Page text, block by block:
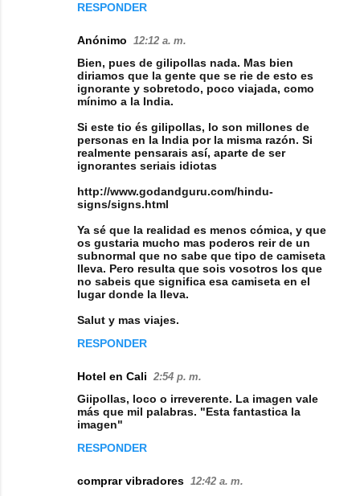
RESPONDER
Anónimo 12:12 a. m.
Bien, pues de gilipollas nada. Mas bien
diriamos que la gente que se rie de esto es
ignorante y sobretodo, poco viajada, como
mínimo a la India.
Si este tio és gilipollas, lo son millones de
personas en la India por la misma razón. Si
realmente pensarais así, aparte de ser
ignorantes seriais idiotas
http://www.godandguru.com/hindu-
signs/signs.html
Ya sé que la realidad es menos cómica, y que
os gustaria mucho mas poderos reir de un
subnormal que no sabe que tipo de camiseta
lleva. Pero resulta que sois vosotros los que
no sabeis que significa esa camiseta en el
lugar donde la lleva.
Salut y mas viajes.
RESPONDER
Hotel en Cali 2:54 p. m.
Giipollas, loco o irreverente. La imagen vale
más que mil palabras. "Esta fantastica la
imagen"
RESPONDER
comprar vibradores 12:42 a. m.